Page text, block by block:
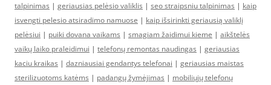
talpinimas | geriausias pelėsio valiklis | seo straipsniu talpinimas | kaip
isvengti pelesio atsiradimo namuose | kaip išsirinkti geriausią valiklį
pelėsiui | puiki dovana vaikams | smagiam žaidimui kieme | aikštelės
vaikų laiko praleidimui | telefonų remontas naudingas | geriausias
kaciu kraikas | dazniausiai gendantys telefonai | geriausias maistas
sterilizuotoms katėms | padangų žymėjimas | mobiliųjų telefonų